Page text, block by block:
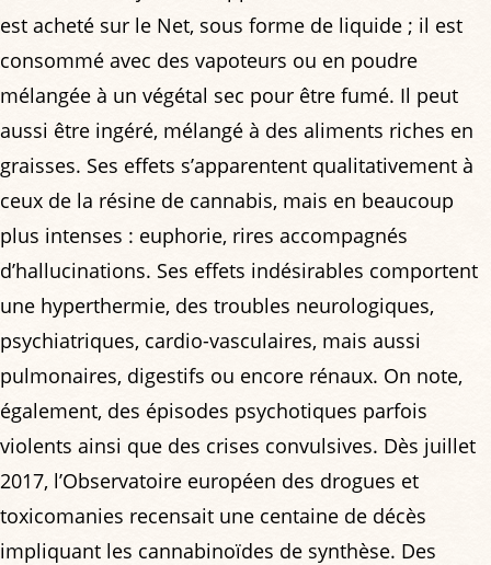
est acheté sur le Net, sous forme de liquide ; il est
consommé avec des vapoteurs ou en poudre
mélangée à un végétal sec pour être fumé. Il peut
aussi être ingéré, mélangé à des aliments riches en
graisses. Ses effets s’apparentent qualitativement à
ceux de la résine de cannabis, mais en beaucoup
plus intenses : euphorie, rires accompagnés
d’hallucinations. Ses effets indésirables comportent
une hyperthermie, des troubles neurologiques,
psychiatriques, cardio-vasculaires, mais aussi
pulmonaires, digestifs ou encore rénaux. On note,
également, des épisodes psychotiques parfois
violents ainsi que des crises convulsives. Dès juillet
2017, l’Observatoire européen des drogues et
toxicomanies recensait une centaine de décès
impliquant les cannabinoïdes de synthèse. Des